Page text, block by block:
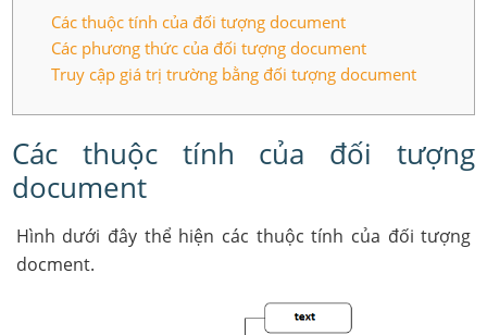
Các thuộc tính của đối tượng document
Các phương thức của đối tượng document
Truy cập giá trị trường bằng đối tượng document
Các thuộc tính của đối tượng
document
Hình dưới đây thể hiện các thuộc tính của đối tượng
docment.